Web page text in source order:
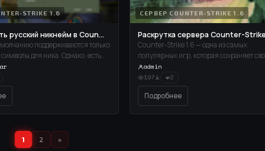
STRIKE 1.6
русский никнейм в Coun...
поддерживаются только
для ника. Однако, есть
установить русский ник в
СЕРВЕР COUNTER-STRIKE 1.6
Раскрутка сервера Counter-
Counter-Strike 1.6 — одна из самых
популярных игр, которая сохраняет
аудиторию спустя десятилетия.
сервер на 32 слота — это возможность не
только наслаждаться игрой с друзьями,
привлекать новых игроков, создавая
игровое сообщество. Однако, чтобы сер....
admin
197
❤2
Подробнее
1 2 »